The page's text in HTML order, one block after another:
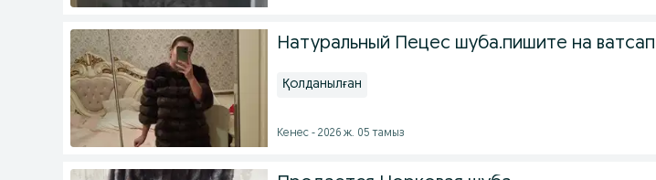
Натуральный Пецес шуба.пишите на ватсап
Қолданылған
Кенес - 2026 ж. 05 тамыз